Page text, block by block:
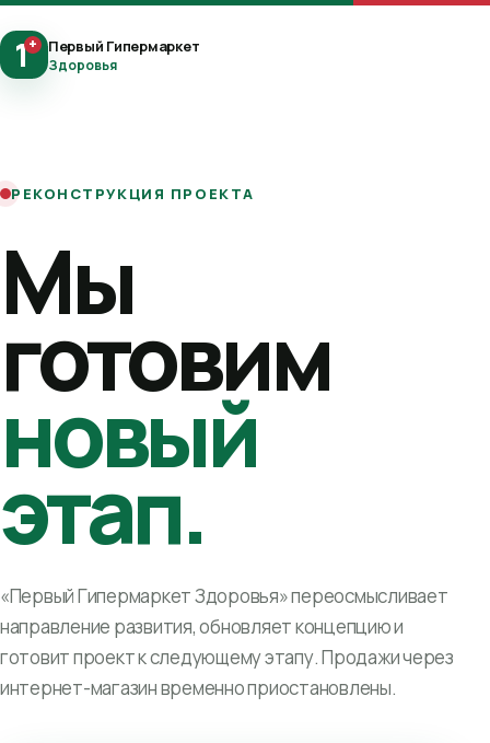
1+ Первый Гипермаркет
Здоровья
РЕКОНСТРУКЦИЯ ПРОЕКТА
Мы
готовим
новый
этап.
«Первый Гипермаркет Здоровья» переосмысливает
направление развития, обновляет концепцию и
готовит проект к следующему этапу. Продажи через
интернет-магазин временно приостановлены.